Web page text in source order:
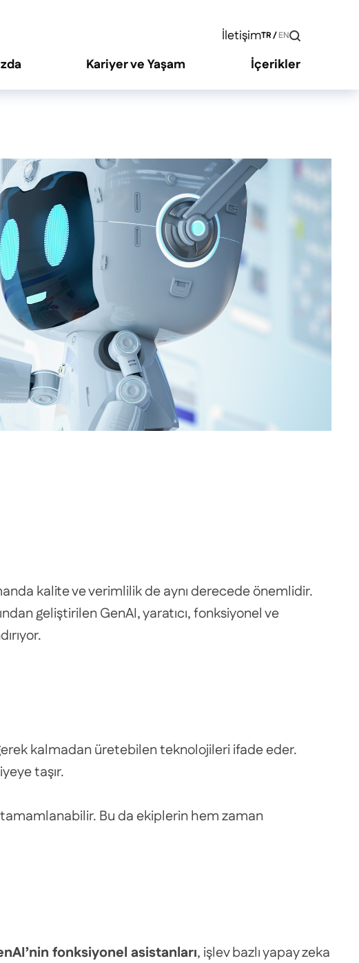
İletişimTR/EN
Kariyer ve Yaşam İçerikler
kalite ve verimlilik de aynı derecede önemlidir.
geliştirilen GenAI, yaratıcı, fonksiyonel ve
kalmadan üretebilen teknolojileri ifade eder.
taşır.
tamamlanabilir. Bu da ekiplerin hem zaman
fonksiyonel asistanları, işlev bazlı yapay zeka